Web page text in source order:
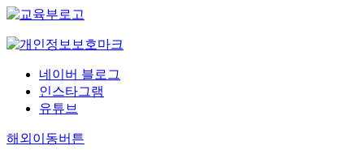
네이버 블로그
인스타그램
유튜브
해외이동버튼